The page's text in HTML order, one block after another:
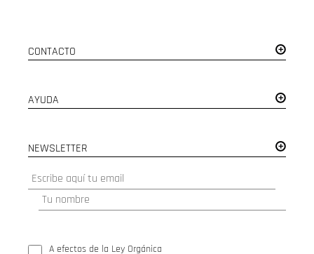
CONTACTO
AYUDA
NEWSLETTER
A efectos de la Ley Orgánica